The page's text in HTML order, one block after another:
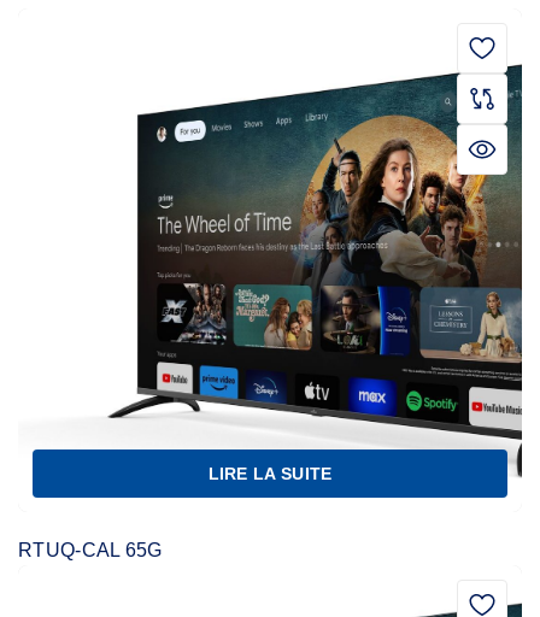
LIRE LA SUITE
RTUQ-CAL 65G